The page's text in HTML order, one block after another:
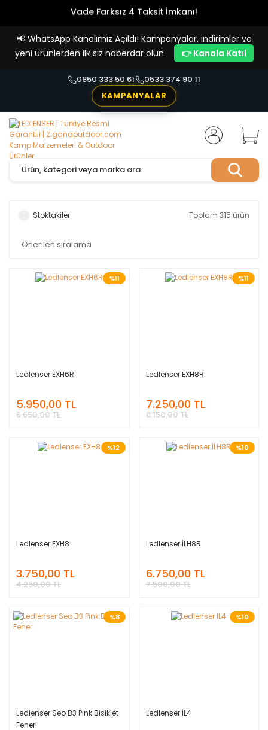
Vade Farksız 4 Taksit İmkanı!
📢 WhatsApp Kanalımız Açıldı! Kampanyalar, indirimler ve
yeni ürünlerden ilk siz haberdar olun.
👉 Kanala Katıl
0850 333 50 61
0533 374 90 11
KAMPANYALAR
Stoktakiler Toplam 315 ürün
%11
Ledlenser EXH6R
5.950,00 TL
6.650,00 TL
%11
Ledlenser EXH8R
7.250,00 TL
8.150,00 TL
%12
Ledlenser EXH8
3.750,00 TL
4.250,00 TL
%10
Ledlenser İLH8R
6.750,00 TL
7.500,00 TL
%8
Ledlenser Seo B3 Pink Bisiklet
Feneri
%10
Ledlenser İL4